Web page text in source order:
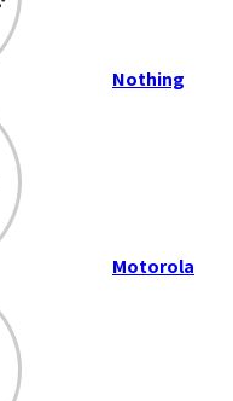
Nothing
Motorola